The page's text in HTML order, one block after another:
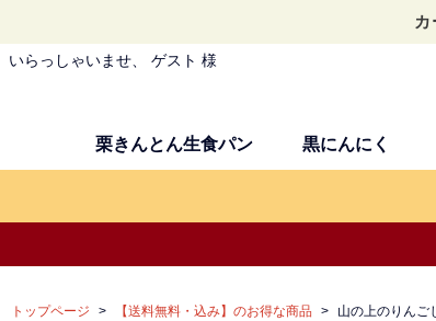
カ
いらっしゃいませ、 ゲスト 様
栗きんとん生食パン 黒にんにく
トップページ 【送料無料・込み】のお得な商品 山の上のりんご